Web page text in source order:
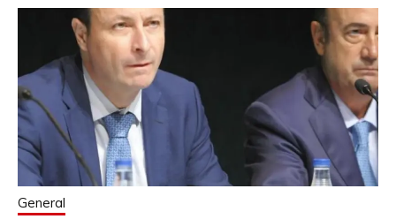
General